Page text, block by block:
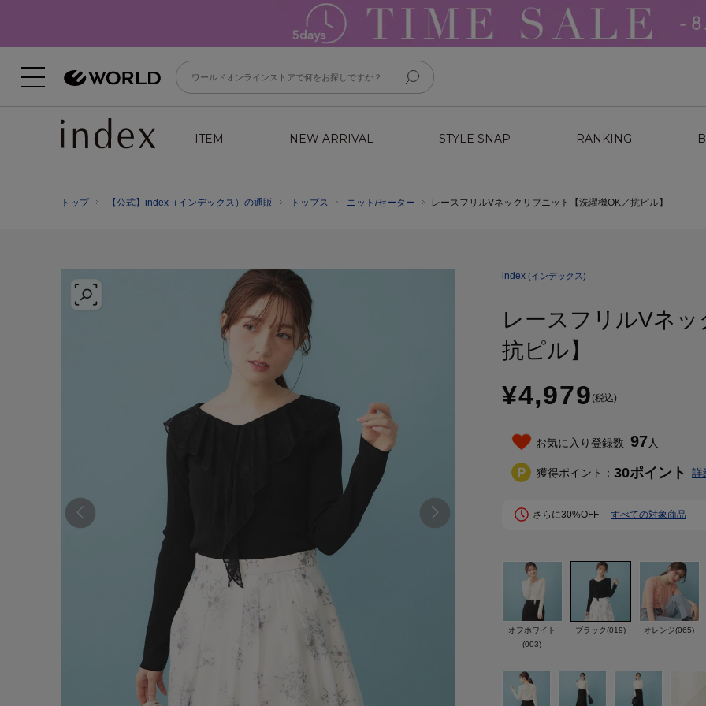
ITEM NEW ARRIVAL STYLE SNAP RANKING
トップ 【公式】index（インデックス）の通販 トップス ニット/セーター レースフリルVネックリブニット【洗濯機OK／抗ピル】
index (インデックス)
レースフリルVネ
抗ピル】
¥4,979(税込)
お気に入り登録数 97人
獲得ポイント： 30ポイント 詳
さらに30%OFF すべての対象商品
オフホワイト
(003)
ブラック(019) オレンジ(065)